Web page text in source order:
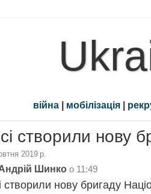
війна | мобілізація |
створили нову
2019 р.
Шинко о 11:49